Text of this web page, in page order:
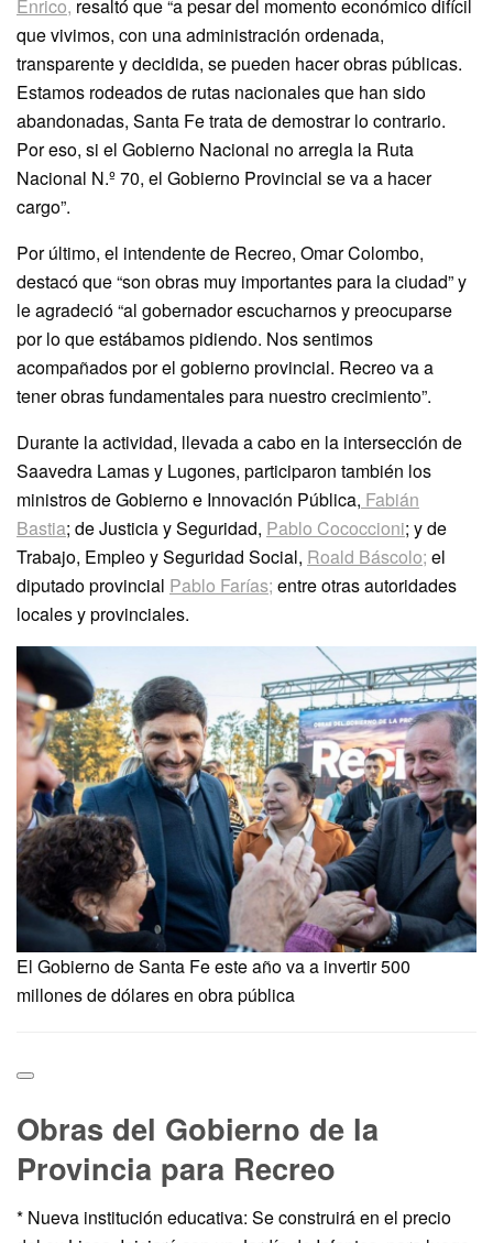
Enrico, resaltó que “a pesar del momento económico difícil
que vivimos, con una administración ordenada,
transparente y decidida, se pueden hacer obras públicas.
Estamos rodeados de rutas nacionales que han sido
abandonadas, Santa Fe trata de demostrar lo contrario.
Por eso, si el Gobierno Nacional no arregla la Ruta
Nacional N.º 70, el Gobierno Provincial se va a hacer
cargo”.
Por último, el intendente de Recreo, Omar Colombo,
destacó que “son obras muy importantes para la ciudad” y
le agradeció “al gobernador escucharnos y preocuparse
por lo que estábamos pidiendo. Nos sentimos
acompañados por el gobierno provincial. Recreo va a
tener obras fundamentales para nuestro crecimiento”.
Durante la actividad, llevada a cabo en la intersección de
Saavedra Lamas y Lugones, participaron también los
ministros de Gobierno e Innovación Pública, Fabián
Bastia; de Justicia y Seguridad, Pablo Cococcioni; y de
Trabajo, Empleo y Seguridad Social, Roald Báscolo; el
diputado provincial Pablo Farías; entre otras autoridades
locales y provinciales.
El Gobierno de Santa Fe este año va a invertir 500
millones de dólares en obra pública
Obras del Gobierno de la
Provincia para Recreo
* Nueva institución educativa: Se construirá en el precio